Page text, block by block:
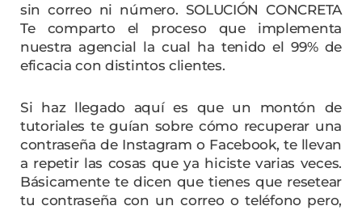
sin correo ni número. SOLUCIÓN CONCRETA
Te comparto el proceso que implementa
nuestra agencial la cual ha tenido el 99% de
eficacia con distintos clientes.
Si haz llegado aquí es que un montón de
tutoriales te guían sobre cómo recuperar una
contraseña de Instagram o Facebook, te llevan
a repetir las cosas que ya hiciste varias veces.
Básicamente te dicen que tienes que resetear
tu contraseña con un correo o teléfono pero,